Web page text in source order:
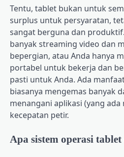
Tentu, tablet bukan untuk
surplus untuk persyaratan,
sangat berguna dan
banyak streaming video dan
bepergian, atau Anda hanya
portabel untuk bekerja dan
pasti untuk Anda. Ada
biasanya mengemas banyak
menangani aplikasi (yang
kecepatan petir.
Apa sistem operasi